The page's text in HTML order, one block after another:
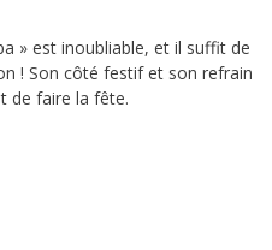
» est inoubliable, et il suffit de
! Son côté festif et son refrain
de faire la fête.